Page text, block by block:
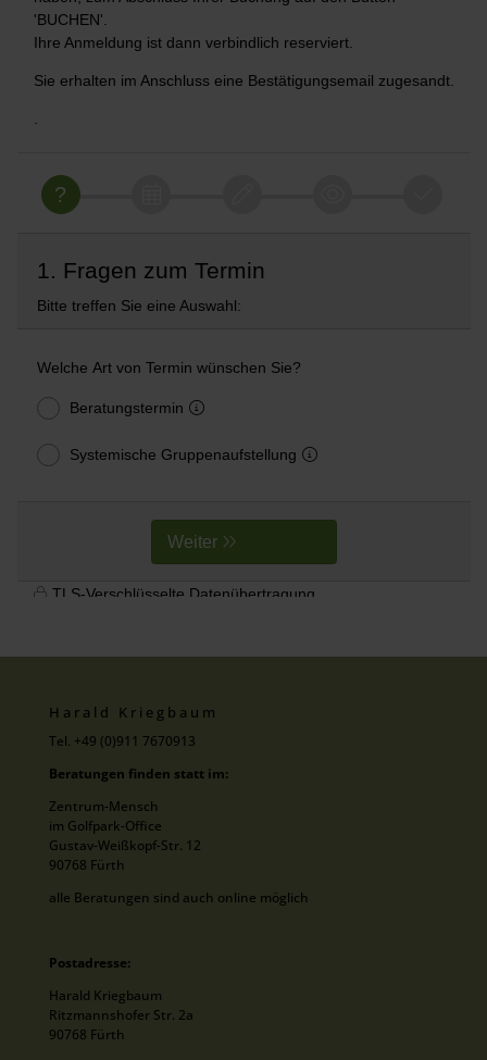
Harald Kriegbaum
Tel. +49 (0)911 7670913
Beratungen finden statt im:
Zentrum-Mensch
im Golfpark-Office
Gustav-Weißkopf-Str. 12
90768 Fürth
alle Beratungen sind auch online möglich
Postadresse:
Harald Kriegbaum
Ritzmannshofer Str. 2a
90768 Fürth